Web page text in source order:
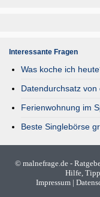
Interessante Fragen
Was koche ich
Datendurchsatz
Ferienwohnung im
Beste Singlebörse
© malnefrage.de -
Hilfe,
Impressum |